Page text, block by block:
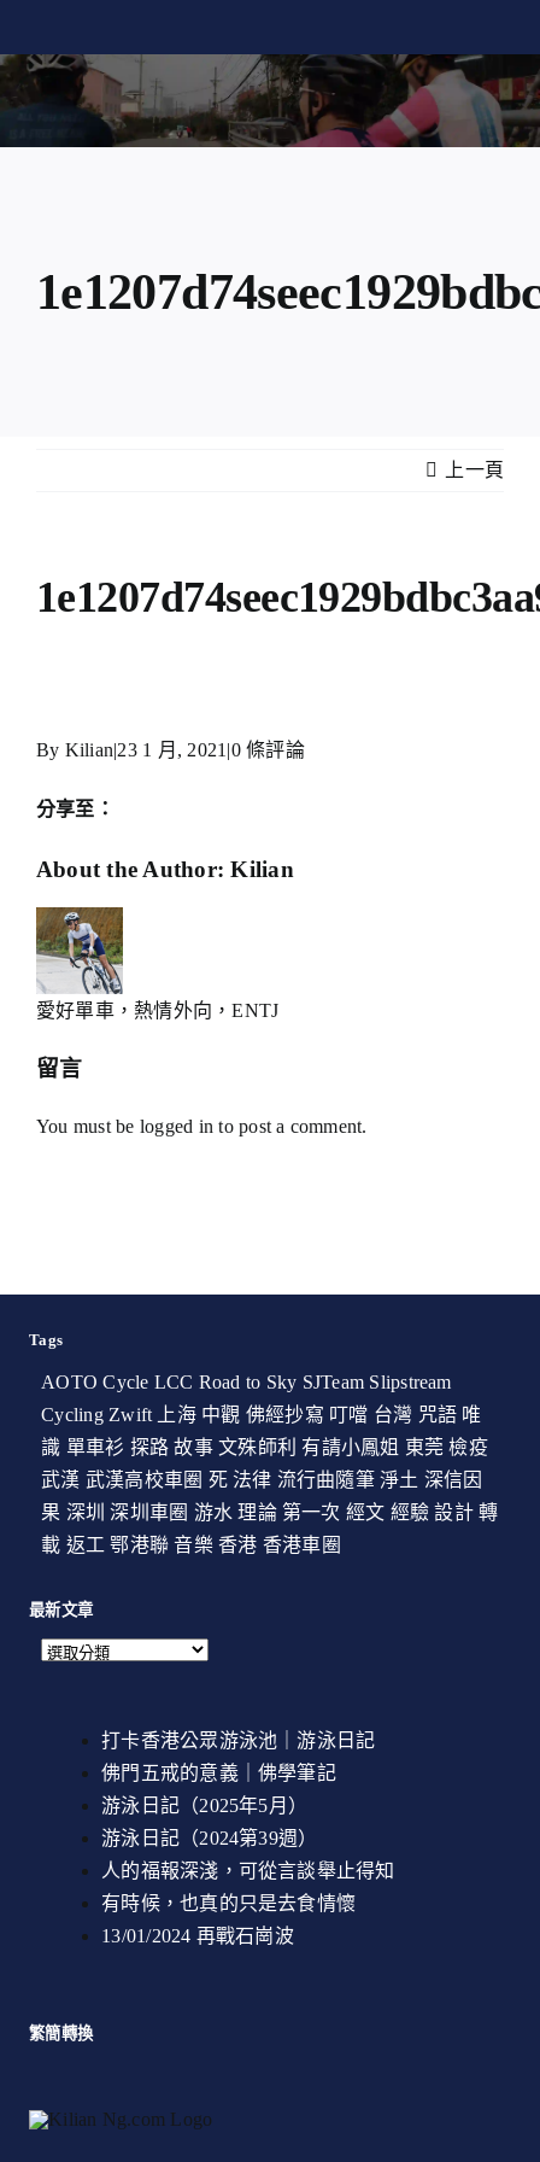
content
上一頁
By Kilian|23 1 月, 2021 0 條評論
分享至：
Facebook
X
Reddit
LinkedIn
WhatsApp
Telegram
Tumblr
Pinterest
Xing
Email:
About the Author:Kilian
愛好單車，熱情外向，ENTJ
留言
You must be logged in to post a comment.
Tags
AOTO Cycle LCC Road to Sky SJTeam Slipstream
Cycling Zwift 上海 中觀 佛經抄寫 叮噹 台灣 咒語 唯
識 單車衫 探路 故事 文殊師利 有請小鳳姐 東莞 檢疫
武漢 武漢高校車圈 死 法律 流行曲隨筆 淨土 深信因
果 深圳 深圳車圈 游水 理論 第一次 經文 經驗 設計 轉
載 返工 鄂港聯 音樂 香港 香港車圈
最新文章
打卡香港公眾游泳池｜游泳日記
佛門五戒的意義｜佛學筆記
游泳日記（2025年5月）
游泳日記（2024第39週）
人的福報深淺，可從言談舉止得知
有時候，也真的只是去食情懷
13/01/2024 再戰石崗波
繁簡轉換